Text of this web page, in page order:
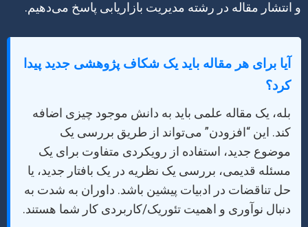
و انتشار مقاله در رشته مدیریت بازاریابی پاسخ می‌دهیم.
آیا برای هر مقاله باید یک شکاف پژوهشی جدید پیدا
کرد؟
بله، یک مقاله علمی باید به دانش موجود چیزی اضافه
کند. این “افزودن” می‌تواند از طریق بررسی یک
موضوع جدید، استفاده از رویکردی متفاوت برای یک
مسئله قدیمی، بررسی یک نظریه در یک بافتار جدید، یا
حل تناقضات در ادبیات پیشین باشد. داوران به شدت به
دنبال نوآوری و اهمیت تئوریک/کاربردی کار شما هستند.